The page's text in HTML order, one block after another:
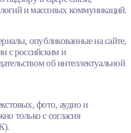
и массовых коммуникаций.
опубликованные на сайте,
с российским и
об интеллектуальной
фото, аудио и
только с согласия